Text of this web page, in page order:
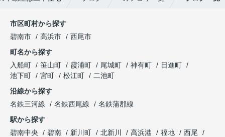
市区町村から探す
碧南市
高浜市
西尾市
町名から探す
入船町
笹山町 霞浦町 尾城町 神有町
日進町
池下町
宮町 松江町
二池町
沿線から探す
名鉄三河線
名鉄西尾線
名鉄蒲郡線
駅から探す
碧南中央
碧南 新川町 北新川 高浜港 福地
西尾